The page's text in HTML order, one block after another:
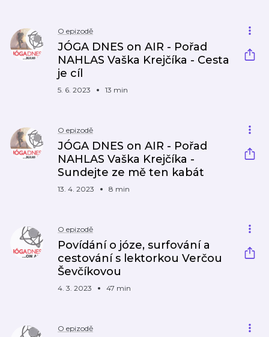
O epizodě
JÓGA DNES on AIR - Pořad
NAHLAS Vaška Krejčíka - Cesta
je cíl
5. 6. 2023 13 min
O epizodě
JÓGA DNES on AIR - Pořad
NAHLAS Vaška Krejčíka -
Sundejte ze mě ten kabát
13. 4. 2023 8 min
O epizodě
Povídání o józe, surfování a
cestování s lektorkou Verčou
Ševčíkovou
4. 3. 2023 47 min
O epizodě